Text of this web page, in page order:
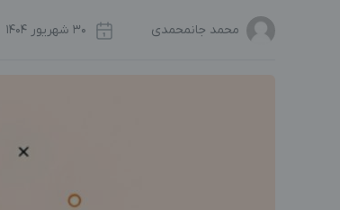
محمد جانمحمدی 30 شهریور 1404